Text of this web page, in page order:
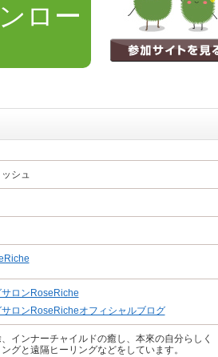
ロー
シュ
ロンRoseRiche
ロンRoseRicheオフィシャルブログ
インナーチャイルドの癒し、本來の自分らしく
グと遠隔ヒーリングなどをしています。